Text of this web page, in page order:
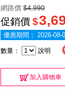
網路價 $4,990
促銷價 $
優惠期間： 2026-08-
數量： 說明
加入購物車